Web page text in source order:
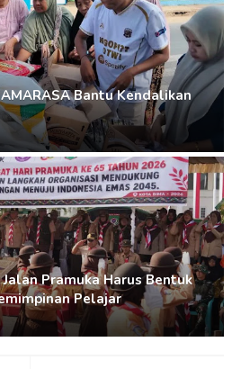
Bantu Kendalikan
Pramuka Harus Bentuk
Pelajar